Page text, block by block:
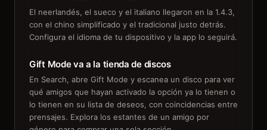
El neerlandés, el sueco y el italiano llegaron en la 1.4.3,
con el chino simplificado y el tradicional justo detrás.
Configura el idioma de tu dispositivo y la app lo seguirá.
Gift Mode va a la tienda de discos
En Search, abre Gift Mode y escanea un disco para ver
qué amigos que hayan activado la opción ya lo tienen o
lo tienen en su lista de deseos, con coincidencias entre
prensajes. Explora los estantes de un amigo por